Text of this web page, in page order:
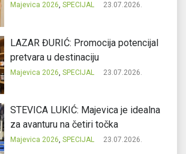
Majevica 2026, SPECIJAL 23.07.2026.
LAZAR ĐURIĆ: Promocija potencijal
pretvara u destinaciju
Majevica 2026 SPECIJAL 23.07.2026.
STEVICA LUKIĆ: Majevica je idealna
za avanturu na četiri točka
Majevica 2026, SPECIJAL 23.07.2026.